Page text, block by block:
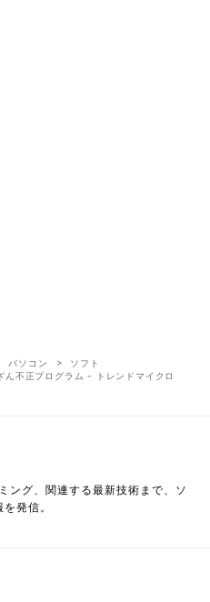
パソコン
ソフト
不正プログラム - トレンドマイクロ
ング、関連する最新技術まで、ソ
発信。